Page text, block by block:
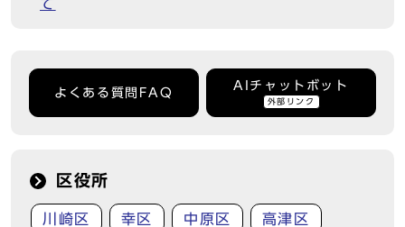
て
よくある質問FAQ
AIチャットボット
外部リンク
区役所
川崎区 幸区 中原区 高津区